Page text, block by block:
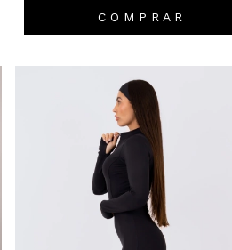
C O M P R A R